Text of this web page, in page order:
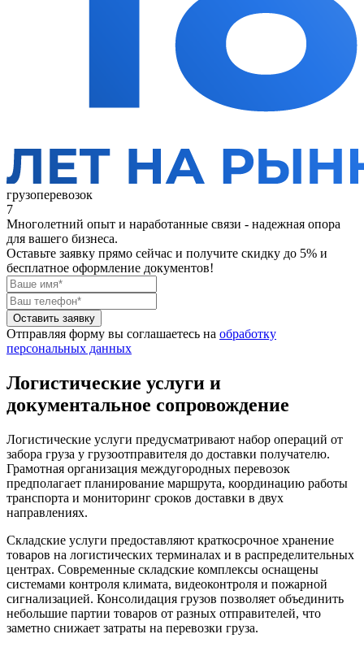
грузоперевозок
7
Многолетний опыт и наработанные связи - надежная опора
для вашего бизнеса.
Оставьте заявку прямо сейчас и получите скидку до 5% и
бесплатное оформление документов!
Оставить заявку
Отправляя форму вы соглашаетесь на обработку
персональных данных
Логистические услуги и
документальное сопровождение
Логистические услуги предусматривают набор операций от
забора груза у грузоотправителя до доставки получателю.
Грамотная организация междугородных перевозок
предполагает планирование маршрута, координацию работы
транспорта и мониторинг сроков доставки в двух
направлениях.
Складские услуги предоставляют краткосрочное хранение
товаров на логистических терминалах и в распределительных
центрах. Современные складские комплексы оснащены
системами контроля климата, видеоконтроля и пожарной
сигнализацией. Консолидация грузов позволяет объединить
небольшие партии товаров от разных отправителей, что
заметно снижает затраты на перевозки груза.